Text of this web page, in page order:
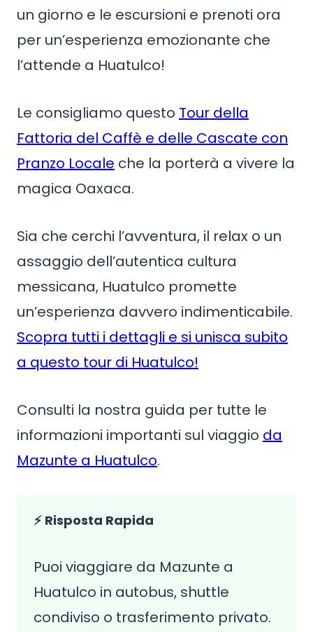
un giorno e le escursioni e prenoti ora
per un’esperienza emozionante che
l’attende a Huatulco!
Le consigliamo questo Tour della
Fattoria del Caffè e delle Cascate con
Pranzo Locale che la porterà a vivere la
magica Oaxaca.
Sia che cerchi l’avventura, il relax o un
assaggio dell’autentica cultura
messicana, Huatulco promette
un’esperienza davvero indimenticabile.
Scopra tutti i dettagli e si unisca subito
a questo tour di Huatulco!
Consulti la nostra guida per tutte le
informazioni importanti sul viaggio da
Mazunte a Huatulco.
⚡ Risposta Rapida
Puoi viaggiare da Mazunte a
Huatulco in autobus, shuttle
condiviso o trasferimento privato.